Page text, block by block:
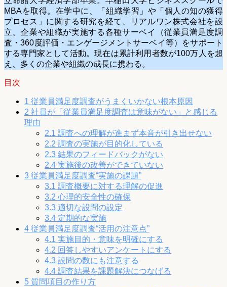
MBAを取得。在学中に、「組織学習」や「個人の知の獲得
プロセス」に関する研究を経て、リアルワン株式会社を設
立。企業や組織が実施する各種サーベイ（従業員満足度調
査・360度評価・エンゲージメントサーベイ等）をサポート
する専門家として活動。現在は累計利用者数が100万人を超
え、多くの企業や組織の成長に携わる。
目次
1 従業員満足度調査がうまくいかない根本原因
2 社員が「従業員満足度調査は意味がない」と感じる
理由
2.1 調査への理解が進まず本音が引き出せない
2.2 調査の実施が目的化している
2.3 結果のフィードバックがない
2.4 実施後の改善ができていない
3 従業員満足度調査“実施の課題”
3.1 調査概要に対する理解の促進
3.2 心理的安全性の確保
3.3 適切な設問の設定
3.4 定期的な実施
4 従業員満足度調査“活用の注意点”
4.1 実施目的・意味を明確にする
4.2 回答しやすいアンケートにする
4.3 設問の数にも注意する
4.4 調査結果を課題解決につなげる
5 質問項目の作り方